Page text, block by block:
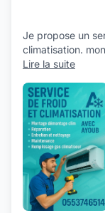
Je propose un
climatisation.
Lire la suite